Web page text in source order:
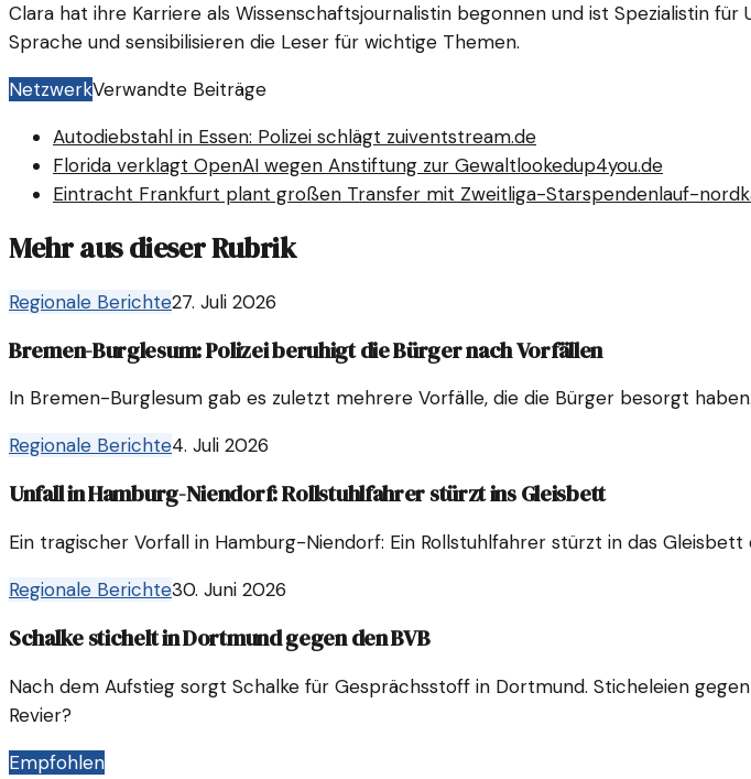
Clara hat ihre Karriere als Wissenschaftsjournalistin begonnen und ist Spezialistin
Sprache und sensibilisieren die Leser für wichtige Themen.
NetzwerkVerwandte Beiträge
Autodiebstahl in Essen: Polizei schlägt zuiventstream.de
Florida verklagt OpenAI wegen Anstiftung zur Gewaltlookedup4you.de
Eintracht Frankfurt plant großen Transfer mit Zweitliga-Starspendenlauf-
Mehr aus dieser Rubrik
Regionale Berichte27. Juli 2026
Bremen-Burglesum: Polizei beruhigt die Bürger nach Vorfällen
In Bremen-Burglesum gab es zuletzt mehrere Vorfälle, die die Bürger besorgt
Regionale Berichte4. Juli 2026
Unfall in Hamburg-Niendorf: Rollstuhlfahrer stürzt ins Gleisbett
Ein tragischer Vorfall in Hamburg-Niendorf: Ein Rollstuhlfahrer stürzt in das
Regionale Berichte30. Juni 2026
Schalke stichelt in Dortmund gegen den BVB
Nach dem Aufstieg sorgt Schalke für Gesprächsstoff in Dortmund. Sticheleien
Revier?
Empfohlen